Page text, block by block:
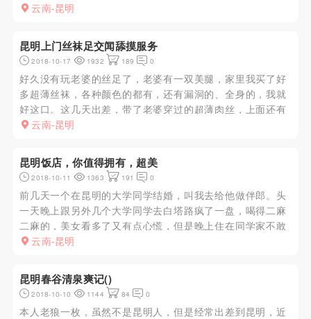
纯粹皮肉交易，不好玩。回昆后先是说找个花歌厅，找个公
妹妹不够，实在抱歉...
云南-昆明
昆明上门丝袜足交闻舔摸服务
2018-10-17 1932 189 0
好久没有玩老婆的丝足了，老婆有一双美腿，家里我买了好
多超薄丝袜，各种颜色的都有，还有漏洞的、全身的，我就
好这口。这几天出差，带了老婆穿过的超薄肉丝，上面还有
老婆的脚臭和香水味。今天特别想找个丝足妹玩玩，我之前
安全，但今天特别想，...
云南-昆明
昆明饭店，你值得拥有，超美
2018-10-11 1363 191 0
前几天一个在昆明的大学同学结婚，叫我去给他做伴郎。头
一天晚上跟另外几个大学同学去白塔路疯了一盘，喝得二麻
二麻的，美女看多了又有点心慌，但是晚上住在同学家不敢
造次。婚礼当天酒席在昆明饭店办的，晚饭吃完后新郎官给
大床房，环境真的是很...
云南-昆明
昆明春谷清泉爽记()
2018-10-10 1144 84 0
本人老狼一枚，虽然不是昆明人，但是经常出差到昆明，近